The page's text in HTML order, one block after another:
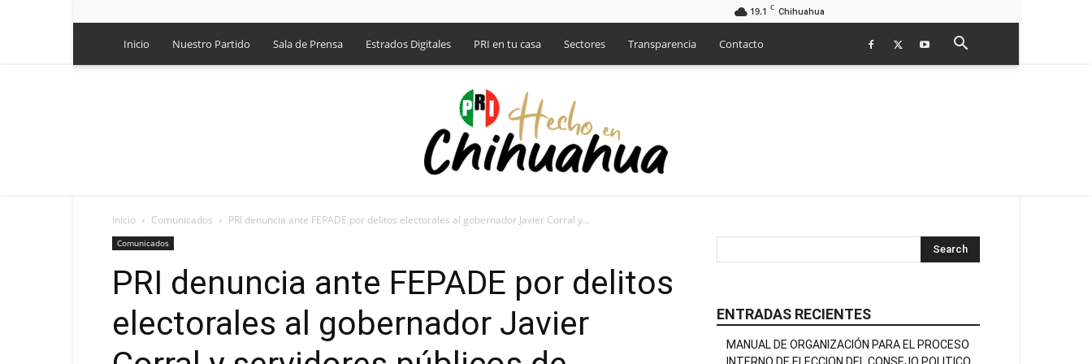
19.1 C Chihuahua
Inicio Nuestro Partido Sala de Prensa Estrados Digitales PRI en tu casa Sectores Transparencia Contacto
Inicio Comunicados PRI denuncia ante FEPADE por delitos electorales al gobernador Javier Corral y...
Comunicados
PRI denuncia ante FEPADE por delitos
electorales al gobernador Javier
ENTRADAS RECIENTES
MANUAL DE ORGANIZACIÓN PARA EL PROCESO